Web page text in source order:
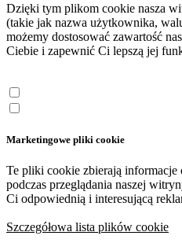
Dzięki tym plikom cookie nasza
(takie jak nazwa użytkownika,
możemy dostosować zawartość
Ciebie i zapewnić Ci lepszą jej
Marketingowe pliki cookie
Te pliki cookie zbierają informacje
podczas przeglądania naszej
Ci odpowiednią i interesującą
Szczegółowa lista plików cookie